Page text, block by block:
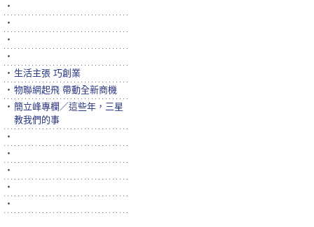
‧
‧
‧
‧
‧ 生活主張 巧創業
‧ 物聯網起飛 帶動全新商機
‧ 簡立峰專欄／這些年，三星
教我們的事
‧
‧
‧
‧
‧